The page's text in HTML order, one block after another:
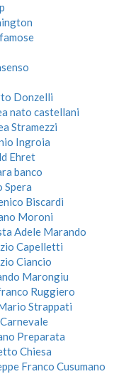
Donzelli
nato castellani
Stramezzi
Ingroia
Ehret
banco
Spera
Biscardi
Moroni
Adele Marando
Capelletti
Ciancio
Marongiu
Ruggiero
Strappati
Preparata
Chiesa
Franco Cusumano